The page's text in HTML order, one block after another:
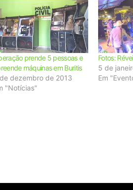
prende 5 pessoas e
máquinas em Buritis
dezembro de 2013
"Notícias"
Fotos:
5 de
Em